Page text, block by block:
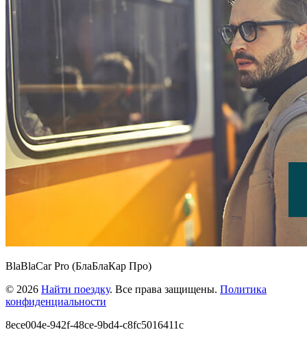
BlaBlaCar Pro (БлаБлаКар Про)
© 2026 Найти поездку. Все права защищены. Политика
конфиденциальности
8ece004e-942f-48ce-9bd4-c8fc5016411c